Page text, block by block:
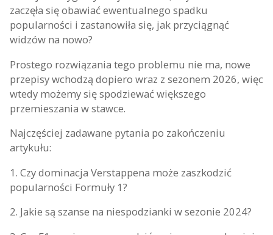
zaczęła się obawiać ewentualnego spadku
popularności i zastanowiła się, jak przyciągnąć
widzów na nowo?
Prostego rozwiązania tego problemu nie ma, nowe
przepisy wchodzą dopiero wraz z sezonem 2026, więc
wtedy możemy się spodziewać większego
przemieszania w stawce.
Najczęściej zadawane pytania po zakończeniu
artykułu:
1. Czy dominacja Verstappena może zaszkodzić
popularności Formuły 1?
2. Jakie są szanse na niespodzianki w sezonie 2024?